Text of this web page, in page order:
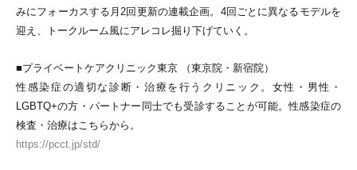
みにフォーカスする月2回更新の連載企画。4回ごとに異なるモデルを
迎え、トークルーム風にアレコレ掘り下げていく。
■プライベートケアクリニック東京 （東京院 ・ 新宿院）
性感染症の適切な診断 ・ 治療を行うクリニック。女性 ・ 男性 ・
LGBTQ+の方 ・ パートナー同士でも受診することが可能。性感染症の
検査 ・ 治療はこちらから。
https://pcct.jp/std/